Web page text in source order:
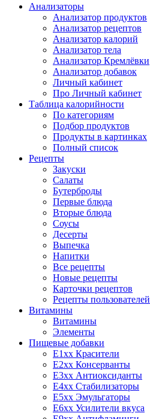
Анализаторы
Анализатор продуктов
Анализатор рецептов
Анализатор калорий
Анализатор тела
Анализатор Кремлёвки
Анализатор добавок
Личный кабинет
Про Личный кабинет
Таблица калорийности
По категориям
Подбор продуктов
Продукты в картинках
Полный список
Рецепты
Закуски
Салаты
Бутерброды
Первые блюда
Вторые блюда
Соусы
Десерты
Выпечка
Напитки
Все рецепты
Новые рецепты
Карточки рецептов
Рецепты пользователей
Витамины
Витамины
Элементы
Пищевые добавки
E1xx Красители
E2xx Консерванты
E3xx Антиоксиданты
E4xx Стабилизаторы
E5xx Эмульгаторы
E6xx Усилители вкуса